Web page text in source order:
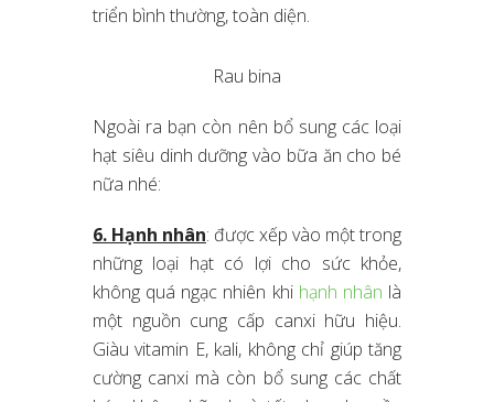
triển bình thường, toàn diện.
Rau bina
Ngoài ra bạn còn nên bổ sung các loại
hạt siêu dinh dưỡng vào bữa ăn cho bé
nữa nhé:
6. Hạnh nhân: được xếp vào một trong
những loại hạt có lợi cho sức khỏe,
không quá ngạc nhiên khi hạnh nhân là
một nguồn cung cấp canxi hữu hiệu.
Giàu vitamin E, kali, không chỉ giúp tăng
cường canxi mà còn bổ sung các chất